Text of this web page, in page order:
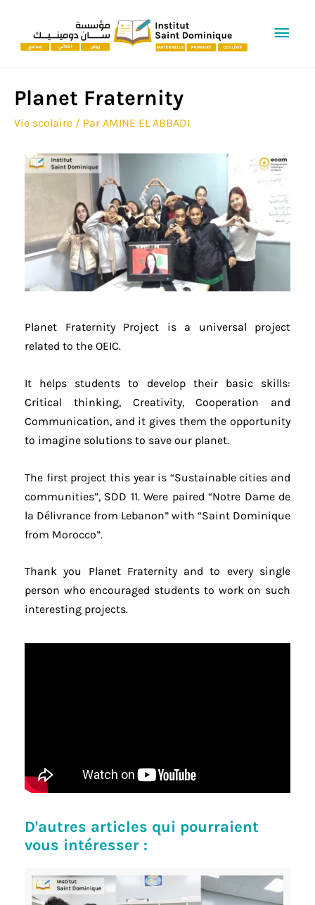
Planet Fraternity
Vie scolaire / Par AMINE EL ABBADI
Planet Fraternity Project is a universal project
related to the OEIC.
It helps students to develop their basic skills:
Critical thinking, Creativity, Cooperation and
Communication, and it gives them the opportunity
to imagine solutions to save our planet.
The first project this year is “Sustainable cities and
communities”, SDD 11. Were paired “Notre Dame de
la Délivrance from Lebanon” with “Saint Dominique
from Morocco”.
Thank you Planet Fraternity and to every single
person who encouraged students to work on such
interesting projects.
D'autres articles qui pourraient
vous intéresser :